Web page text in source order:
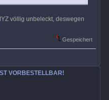
völlig unbeleckt, deswegen
Gespeichert
VORBESTELLBAR!